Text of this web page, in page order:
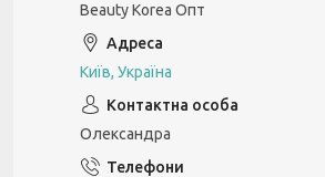
Beauty Korea Опт
Київ, Україна
Олександра